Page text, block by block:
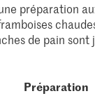
préparation
de pain sont
Préparation